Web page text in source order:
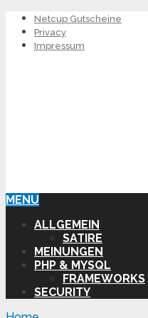
Netcup Gutscheine
Privacy
Impressum
MENU
ALLGEMEIN
SATIRE
MEINUNGEN
PHP & MYSQL
FRAMEWORKS
SECURITY